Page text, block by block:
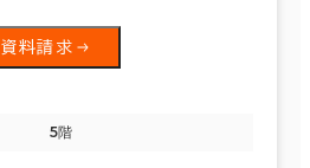
資料請求
5階